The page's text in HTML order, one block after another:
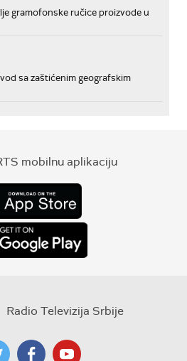
gramofonske ručice proizvode u
sa zaštićenim geografskim
mobilnu aplikaciju
Radio Televizija Srbije